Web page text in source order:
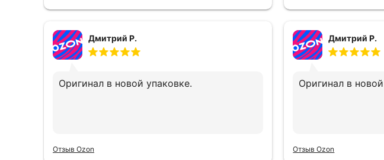
Дмитрий Р.
Оригинал в новой упаковке.
Отзыв Ozon
Дмитрий Р.
Оригинал в
Отзыв Ozon